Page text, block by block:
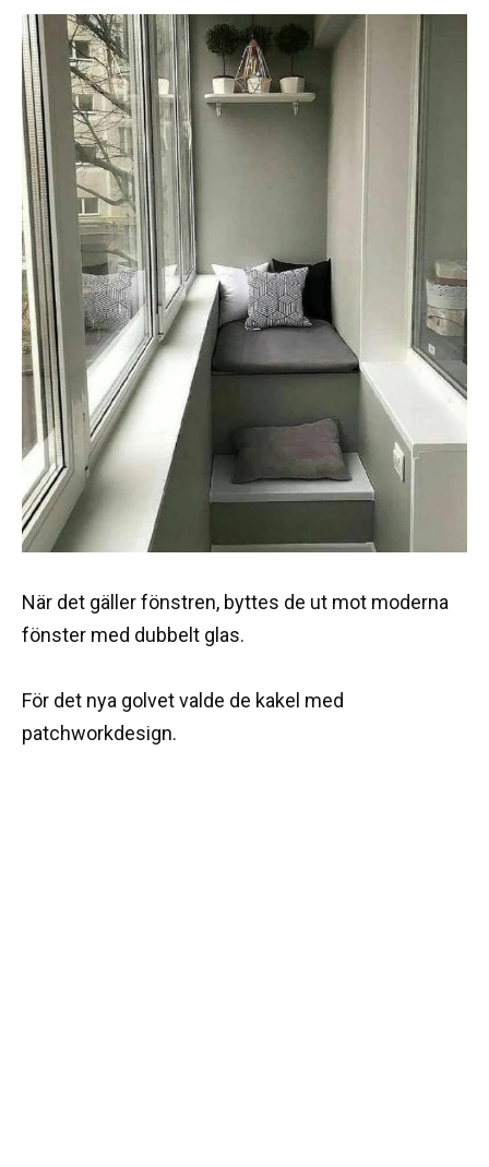
När det gäller fönstren, byttes de ut mot moderna
fönster med dubbelt glas.
För det nya golvet valde de kakel med
patchworkdesign.